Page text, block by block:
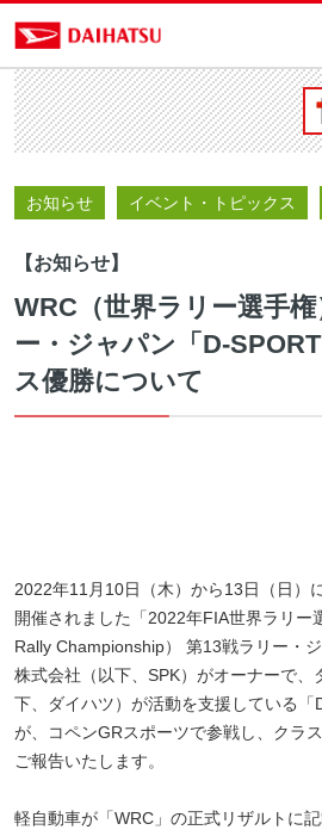
お知らせ イベント・トピックス
【お知らせ】
WRC（世界ラリー選手権
ー・ジャパン「D-
ス優勝について
2022年11月10日（木）から13日（日）
開催されました「2022年FIA世界ラリー
Rally Championship） 第13戦ラリー・
株式会社（以下、SPK）がオーナーで、
下、ダイハツ）が活動を支援している「
が、コペンGRスポーツで参戦し、クラ
ご報告いたします。
軽自動車が「WRC」の正式リザルトに